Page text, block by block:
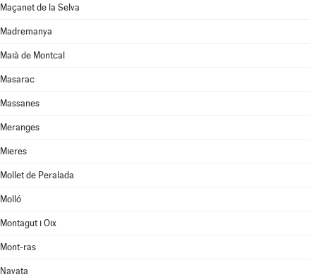
Maçanet de la Selva
Madremanya
Maià de Montcal
Masarac
Massanes
Meranges
Mieres
Mollet de Peralada
Molló
Montagut i Oix
Mont-ras
Navata